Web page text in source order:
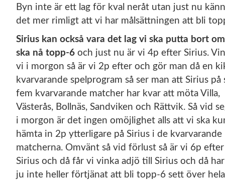
Byn inte är ett lag för kval neråt utan just nu
det mer rimligt att vi har målsättningen att bli
Sirius kan också vara det lag vi ska putta bort
ska nå topp-6 och just nu är vi 4p efter Sirius.
vi i morgon så är vi 2p efter och gör man då en
kvarvarande spelprogram så ser man att Sirius på
fem kvarvarande matcher har kvar att möta Villa,
Västerås, Bollnäs, Sandviken och Rättvik. Så vid
i morgon är det ingen omöjlighet alls att vi ska
hämta in 2p ytterligare på Sirius i de kvarvarande
matcherna. Omvänt så vid förlust så är vi 6p efter
Sirius och då får vi vinka adjö till Sirius och då
ju inte heller förtjänat att bli topp-6 sett över hela